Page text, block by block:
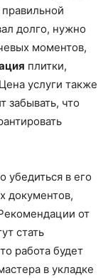
долго, нужно
моментов,
плитки,
услуги также
забывать, что
убедиться в его
документов,
от
стать
работа будет
в укладке